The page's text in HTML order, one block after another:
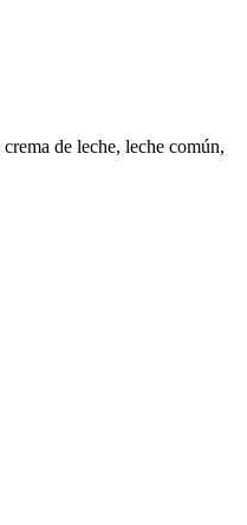
de leche, leche común,